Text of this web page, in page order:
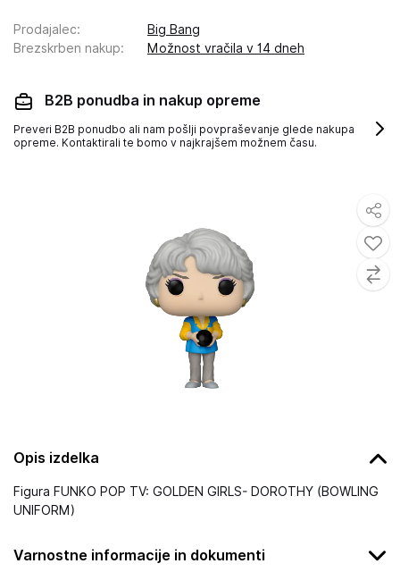
Opis izdelka
Figura FUNKO POP TV: GOLDEN GIRLS- DOROTHY (BOWLING
UNIFORM)
Varnostne informacije in dokumenti
Prodajalec:
Big Bang
Brezskrben nakup: Možnost vračila v 14 dneh
B2B ponudba in nakup opreme
Preveri B2B ponudbo ali nam pošlji povpraševanje glede nakupa
opreme. Kontaktirali te bomo v najkrajšem možnem času.